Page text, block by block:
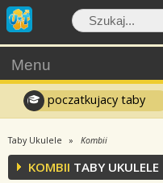
Menu
poczatkujacy taby
Taby Ukulele Kombii
KOMBII TABY UKULELE